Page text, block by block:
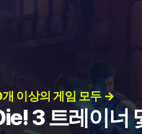
이상의 게임 모두 →
3 트레이너